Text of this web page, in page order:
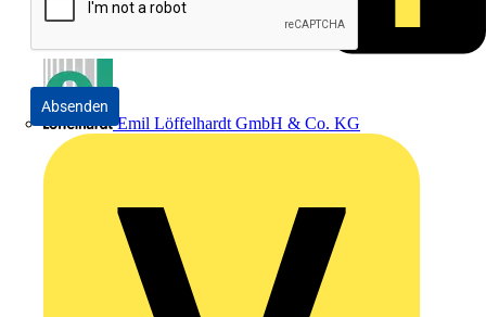
Emil Löffelhardt GmbH & Co. KG
Absenden